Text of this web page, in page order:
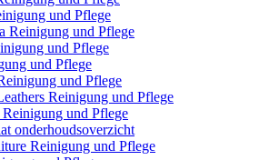
und Pflege
Reinigung und Pflege
und Pflege
und Pflege
und Pflege
Reinigung und Pflege
und Pflege
onderhoudsoverzicht
Reinigung und Pflege